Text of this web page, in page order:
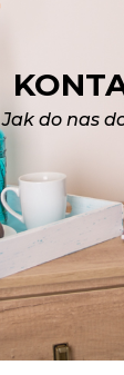
Jak do nas